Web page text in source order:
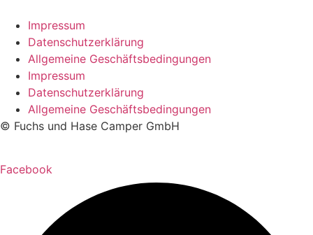
Impressum
Datenschutzerklärung
Allgemeine Geschäftsbedingungen
Impressum
Datenschutzerklärung
Allgemeine Geschäftsbedingungen
© Fuchs und Hase Camper GmbH
Facebook